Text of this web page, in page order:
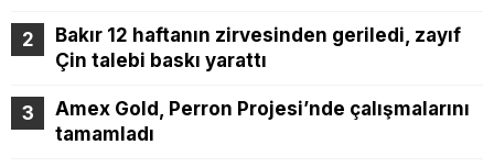
Bakır 12 haftanın zirvesinden geriledi, zayıf
Çin talebi baskı yarattı
Amex Gold, Perron Projesi’nde çalışmalarını
tamamladı